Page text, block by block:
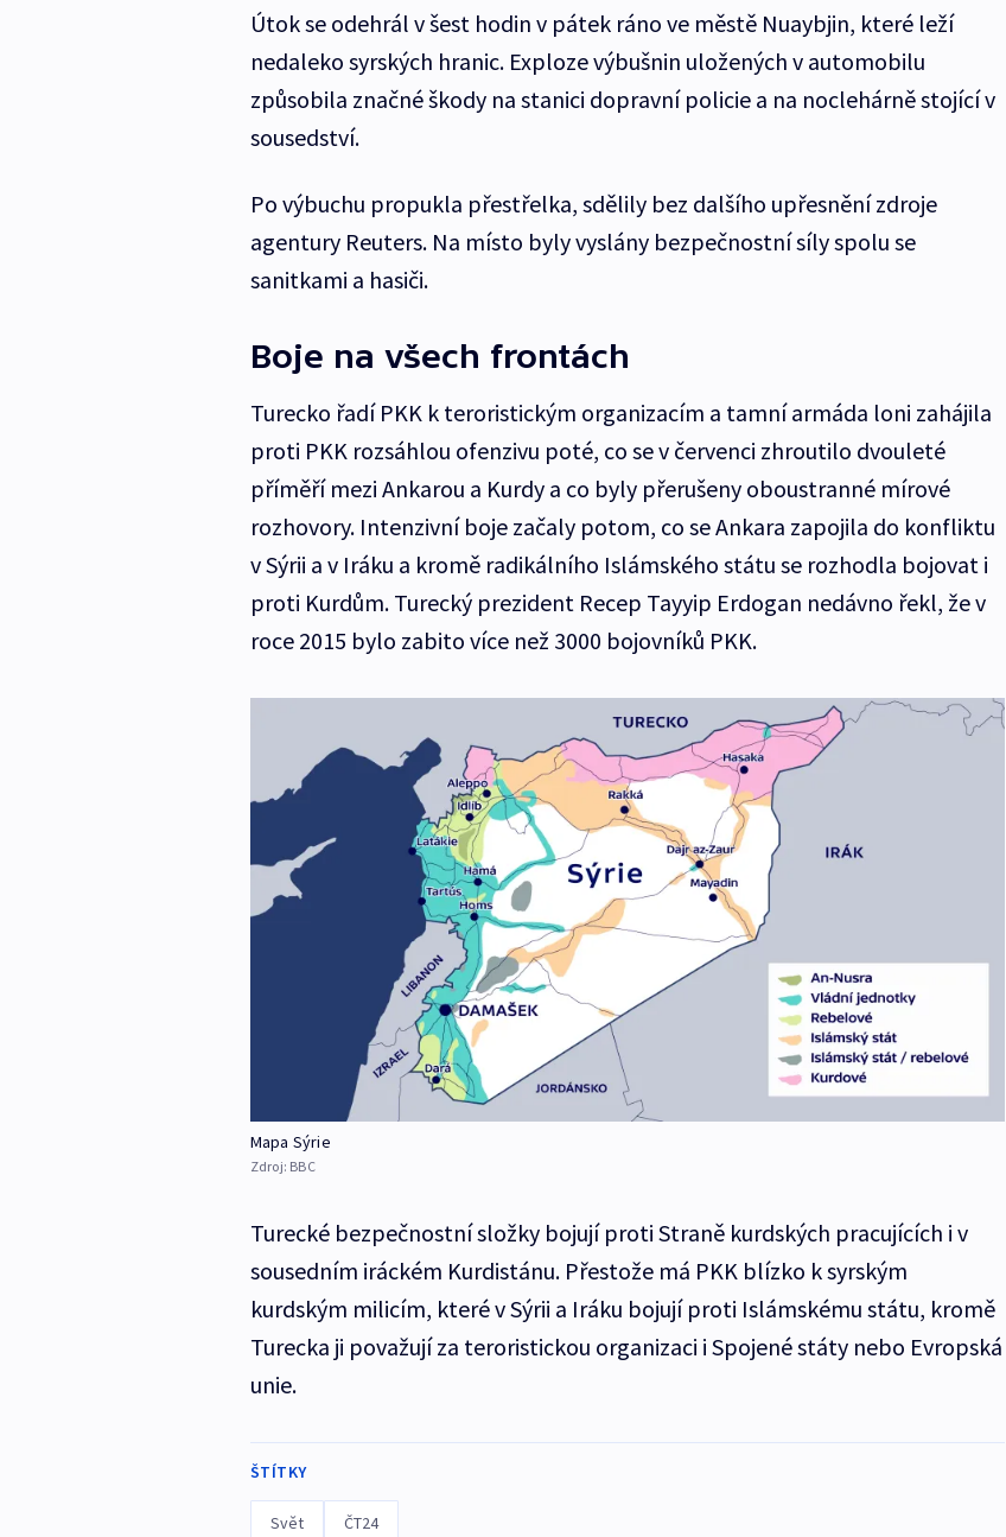
Útok se odehrál v šest hodin v pátek ráno ve městě Nuaybjin, které leží
nedaleko syrských hranic. Exploze výbušnin uložených v automobilu
způsobila značné škody na stanici dopravní policie a na noclehárně stojící v
sousedství.
Po výbuchu propukla přestřelka, sdělily bez dalšího upřesnění zdroje
agentury Reuters. Na místo byly vyslány bezpečnostní síly spolu se
sanitkami a hasiči.
Boje na všech frontách
Turecko řadí PKK k teroristickým organizacím a tamní armáda loni zahájila
proti PKK rozsáhlou ofenzivu poté, co se v červenci zhroutilo dvouleté
příměří mezi Ankarou a Kurdy a co byly přerušeny oboustranné mírové
rozhovory. Intenzivní boje začaly potom, co se Ankara zapojila do konfliktu
v Sýrii a v Iráku a kromě radikálního Islámského státu se rozhodla bojovat i
proti Kurdům. Turecký prezident Recep Tayyip Erdogan nedávno řekl, že v
roce 2015 bylo zabito více než 3000 bojovníků PKK.
Mapa Sýrie
Zdroj: BBC
Turecké bezpečnostní složky bojují proti Straně kurdských pracujících i v
sousedním iráckém Kurdistánu. Přestože má PKK blízko k syrským
kurdským milicím, které v Sýrii a Iráku bojují proti Islámskému státu, kromě
Turecka ji považují za teroristickou organizaci i Spojené státy nebo Evropská
unie.
ŠTÍTKY
Svět ČT24